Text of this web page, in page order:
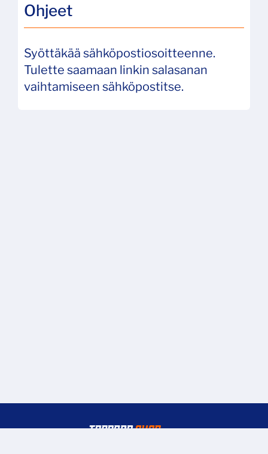
Ohjeet
Syöttäkää sähköpostiosoitteenne.
Tulette saamaan linkin salasanan
vaihtamiseen sähköpostitse.